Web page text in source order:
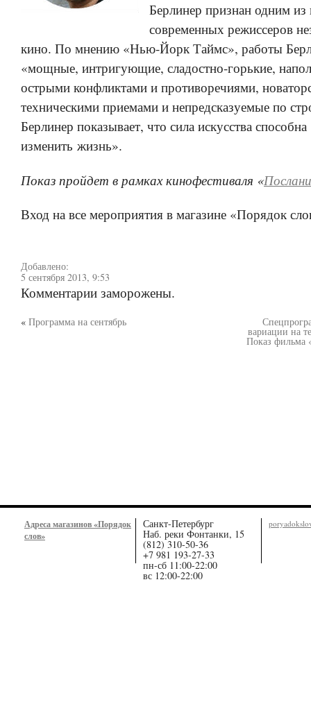
Берлинер признан одним
современных режиссеров
кино. По мнению «Нью-Йорк Таймс», работы
«мощные, интригующие, сладостно-горькие,
острыми конфликтами и противоречиями,
техническими приемами и непредсказуемые по
Берлинер показывает, что сила искусства способна
изменить жизнь».
Показ пройдет в рамках кинофестиваля «
Вход на все мероприятия в магазине «Порядок
Добавлено:
5 сентября 2013, 9:53
Комментарии заморожены.
« Программа на сентябрь
вариации на
Показ фильма
Адреса магазинов «Порядок
слов»
Санкт-Петербург
Наб. реки Фонтанки, 15
(812) 310-50-36
+7 981 193-27-33
пн-сб 11:00-22:00
вс 12:00-22:00